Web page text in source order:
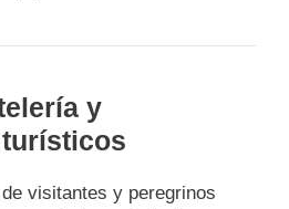
y
visitantes y peregrinos